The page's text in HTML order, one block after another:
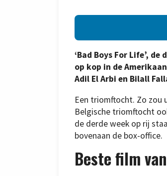
‘Bad Boys For Life’,
op kop in de
Adil El Arbi en Bilall
Een triomftocht. Zo zou
Belgische triomftocht
de derde week op rij
bovenaan de box-office.
Beste film